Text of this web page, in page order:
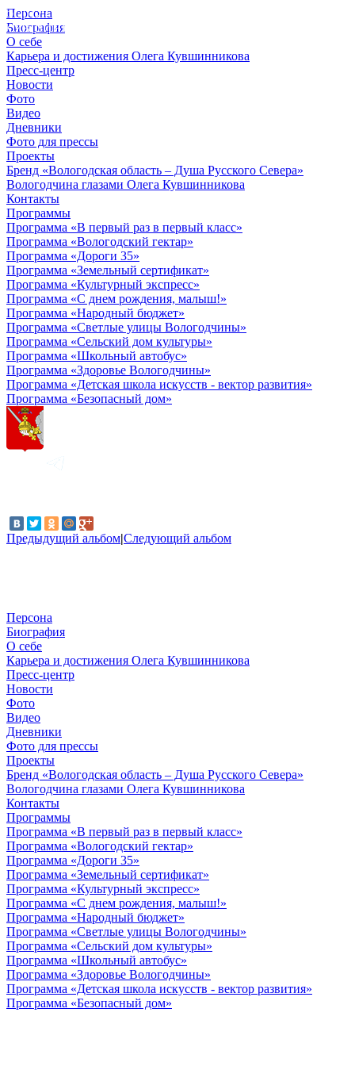
Персона
Биография
О себе
Карьера и достижения Олега Кувшинникова
Пресс-центр
Новости
Фото
Видео
Дневники
Фото для прессы
Проекты
Бренд «Вологодская область – Душа Русского Севера»
Вологодчина глазами Олега Кувшинникова
Контакты
Программы
Программа «В первый раз в первый класс»
Программа «Вологодский гектар»
Программа «Дороги 35»
Программа «Земельный сертификат»
Программа «Культурный экспресс»
Программа «С днем рождения, малыш!»
Программа «Народный бюджет»
Программа «Светлые улицы Вологодчины»
Программа «Сельский дом культуры»
Программа «Школьный автобус»
Программа «Здоровье Вологодчины»
Программа «Детская школа искусств - вектор развития»
Программа «Безопасный дом»
Предыдущий альбом|Следующий альбом
© 2012 - 2023,
КУВШИННИКОВ О.А.
Персона
Биография
О себе
Карьера и достижения Олега Кувшинникова
Пресс-центр
Новости
Фото
Видео
Дневники
Фото для прессы
Проекты
Бренд «Вологодская область – Душа Русского Севера»
Вологодчина глазами Олега Кувшинникова
Контакты
Программы
Программа «В первый раз в первый класс»
Программа «Вологодский гектар»
Программа «Дороги 35»
Программа «Земельный сертификат»
Программа «Культурный экспресс»
Программа «С днем рождения, малыш!»
Программа «Народный бюджет»
Программа «Светлые улицы Вологодчины»
Программа «Сельский дом культуры»
Программа «Школьный автобус»
Программа «Здоровье Вологодчины»
Программа «Детская школа искусств - вектор развития»
Программа «Безопасный дом»